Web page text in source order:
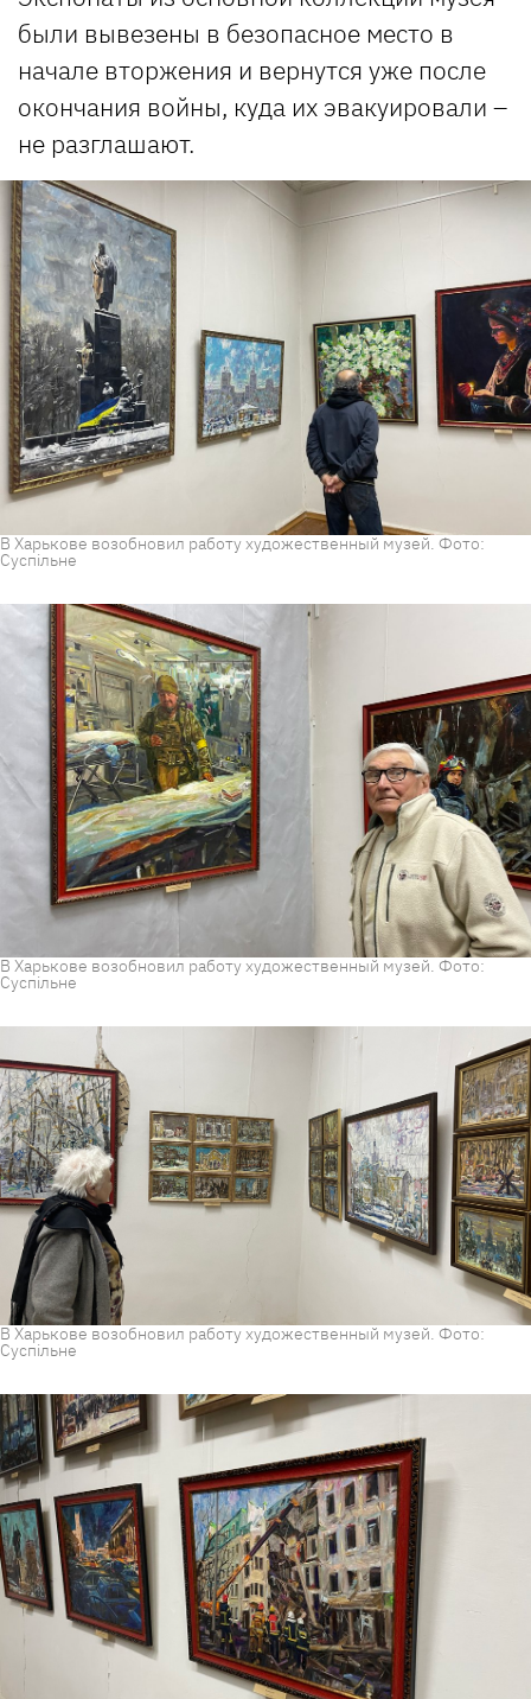
были вывезены в безопасное место в
начале вторжения и вернутся уже после
окончания войны, куда их эвакуировали –
не разглашают.
В Харькове возобновил работу художественный музей. Фото:
Суспільне
В Харькове возобновил работу художественный музей. Фото:
Суспільне
В Харькове возобновил работу художественный музей. Фото:
Суспільне